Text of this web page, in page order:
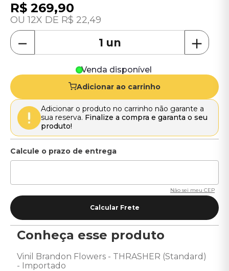
R$ 269,90
12 R$ 22,49
＋
－
Venda disponível
Adicionar ao carrinho
Adicionar o produto no carrinho não garante a
sua reserva. Finalize a compra e garanta o seu
produto!
Não sei meu CEP
Conheça esse produto
Vinil Brandon Flowers - THRASHER (Standard)
- Importado